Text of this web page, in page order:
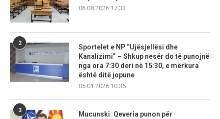
06.08.2026 17:33
2
Sportelet e NP “Ujësjellësi dhe
Kanalizimi” – Shkup nesër do të punojnë
nga ora 7:30 deri në 15:30, e mërkura
është ditë jopune
05.01.2026 10:36
3
Mucunski: Qeveria punon për